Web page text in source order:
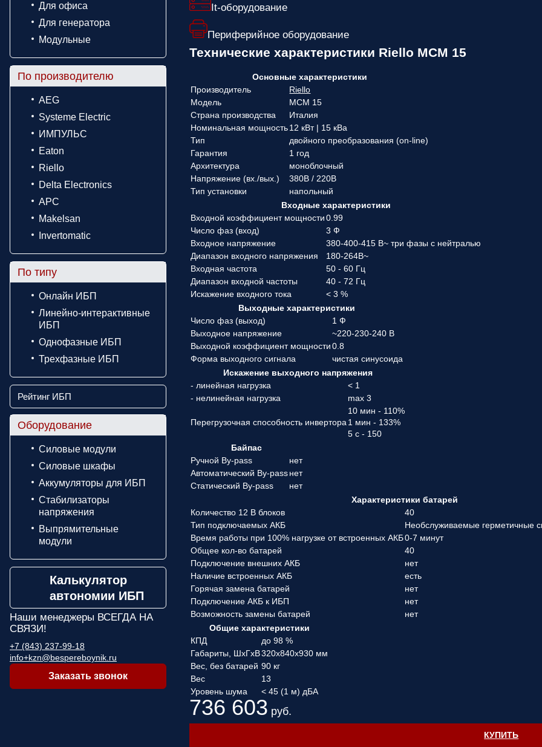
Для офиса
Для генератора
Модульные
По производителю
AEG
Systeme Electric
ИМПУЛЬС
Eaton
Riello
Delta Electronics
APC
Makelsan
Invertomatic
По типу
Онлайн ИБП
Линейно-интерактивные
ИБП
Однофазные ИБП
Трехфазные ИБП
Рейтинг ИБП
Оборудование
Силовые модули
Силовые шкафы
Аккумуляторы для ИБП
Стабилизаторы
напряжения
Выпрямительные
модули
Калькулятор
автономии ИБП
Наши менеджеры ВСЕГДА НА
СВЯЗИ!
+7 (843) 237-99-18
info+kzn@bespereboynik.ru
Заказать звонок
It-оборудование
Периферийное оборудование
Технические характеристики Riello MCM 15
Основные характеристики
Производитель
Riello
Модель
MCM 15
Страна производства
Италия
Номинальная мощность12 кВт | 15 кВа
Тип
двойного преобразования (on-line)
Гарантия
1 год
Архитектура
моноблочный
Напряжение (вx./вых.)
380В / 220В
Тип установки
напольный
Входные характеристики
Входной коэффициент мощности 0.99
Число фаз (вход)
3 Ф
Входное напряжение
380-400-415 В~ три фазы с нейтралью
Диапазон входного напряжения
180-264В~
Входная частота
50 - 60 Гц
Диапазон входной частоты
40 - 72 Гц
Искажение входного тока
< 3 %
Выходные характеристики
Число фаз (выход)
1 Ф
Выходное напряжение
~220-230-240 В
Выходной коэффициент мощности 0.8
Форма выходного сигнала
чистая синусоида
Искажение выходного напряжения
- линейная нагрузка
< 1
- нелинейная нагрузка
max 3
Перегрузочная способность инвертора
10 мин - 110%
1 мин - 133%
5 с - 150
Байпас
Ручной By-pass
нет
Автоматический By-passнет
Статический By-pass
нет
Характеристики батарей
Количество 12 В блоков
40
Тип подключаемых АКБ
Необслуживаемые герметичные
Время работы при 100% нагрузке от встроенных АКБ0-7 минут
Общее кол-во батарей
40
Подключение внешних АКБ
нет
Наличие встроенных АКБ
есть
Горячая замена батарей
нет
Подключение АКБ к ИБП
нет
Возможность замены батарей
нет
Общие характеристики
КПД
до 98 %
Габариты, ШхГхВ320х840х930 мм
Вес, без батарей 90 кг
Вес
13
Уровень шума
< 45 (1 м) дБА
736 603 руб.
КУПИТЬ